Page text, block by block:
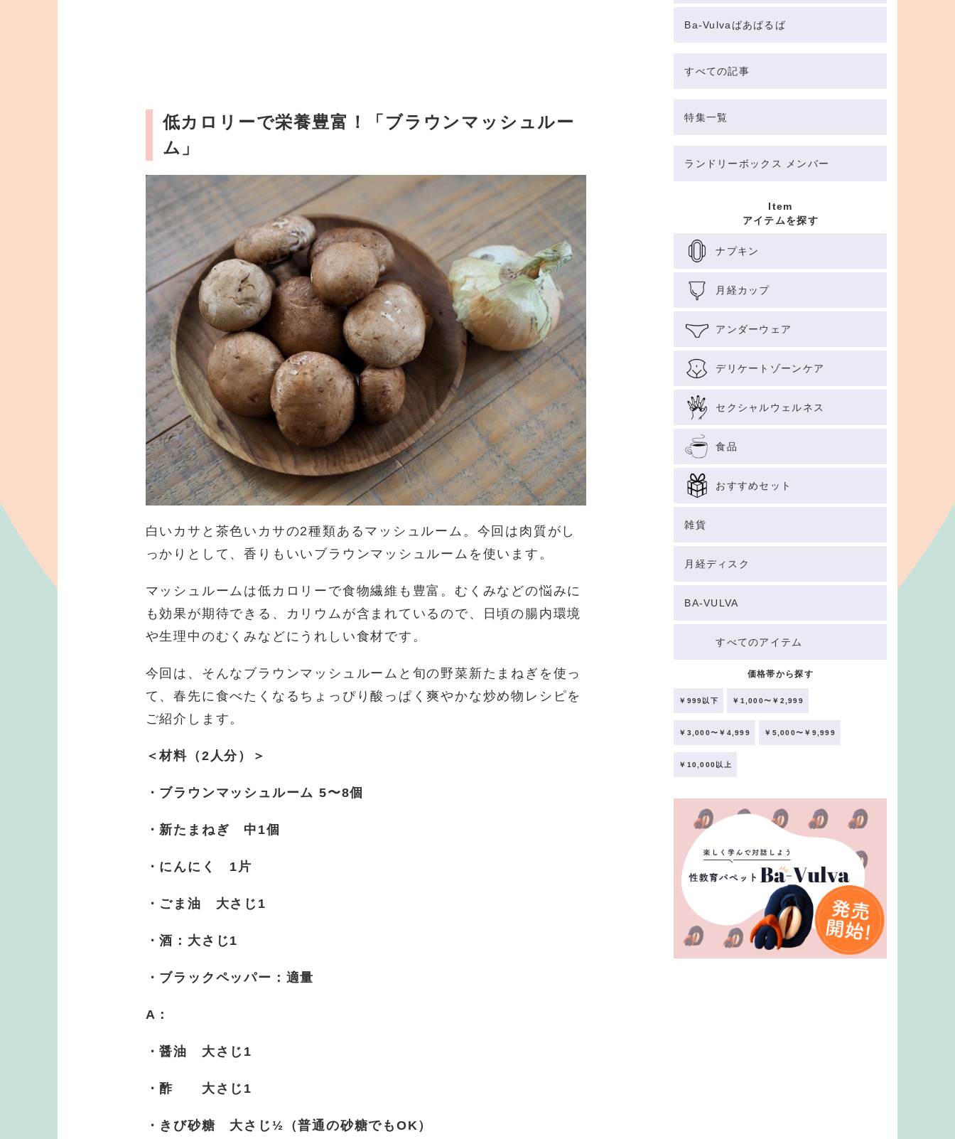
低カロリーで栄養豊富！「ブラウンマッシュルー
ム」
白いカサと茶色いカサの2種類あるマッシュルーム。今回は肉質がし
っかりとして、香りもいいブラウンマッシュルームを使います。
マッシュルームは低カロリーで食物繊維も豊富。むくみなどの悩みに
も効果が期待できる、カリウムが含まれているので、日頃の腸内環境
や生理中のむくみなどにうれしい食材です。
今回は、そんなブラウンマッシュルームと旬の野菜新たまねぎを使っ
て、春先に食べたくなるちょっぴり酸っぱく爽やかな炒め物レシピを
ご紹介します。
＜材料（2人分）＞
・ブラウンマッシュルーム 5〜8個
・新たまねぎ 中1個
・にんにく 1片
・ごま油 大さじ1
・酒：大さじ1
・ブラックペッパー：適量
A：
・醤油 大さじ1
・酢 大さじ1
・きび砂糖 大さじ½（普通の砂糖でもOK）
Ba-Vulvaばあばるば
すべての記事
特集一覧
ランドリーボックス メンバー
Item
アイテムを探す
ナプキン
月経カップ
アンダーウェア
デリケートゾーンケア
セクシャルウェルネス
食品
おすすめセット
雑貨
月経ディスク
BA-VULVA
すべてのアイテム
価格帯から探す
￥999以下 ￥1,000〜￥2,999
￥3,000〜￥4,999 ￥5,000〜￥9,999
￥10,000以上